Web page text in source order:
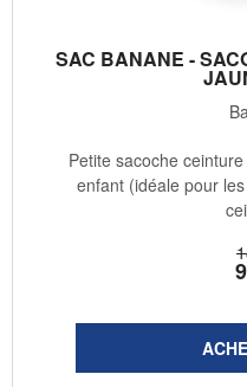
SAC BANANE -
9
Petite sacoche
enfant (idéale pour